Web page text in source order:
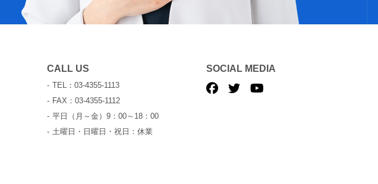
CALL US
TEL：03-4355-1113
FAX：03-4355-1112
平日（月～金）9：00～18：00
土曜日・日曜日・祝日：休業
SOCIAL MEDIA